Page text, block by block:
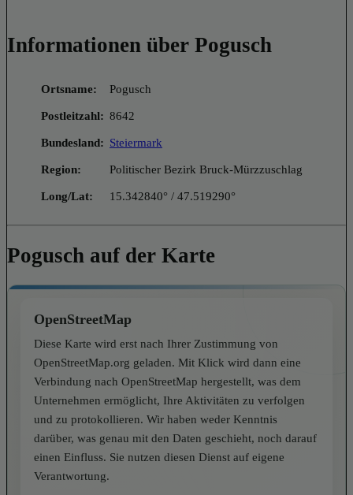
Informationen über Pogusch
Ortsname: Pogusch
Postleitzahl: 8642
Bundesland: Steiermark
Region: Politischer Bezirk Bruck-Mürzzuschlag
Long/Lat: 15.342840° / 47.519290°
Pogusch auf der Karte
OpenStreetMap
Diese Karte wird erst nach Ihrer Zustimmung von
OpenStreetMap.org geladen. Mit Klick wird dann eine
Verbindung nach OpenStreetMap hergestellt, was dem
Unternehmen ermöglicht, Ihre Aktivitäten zu verfolgen
und zu protokollieren. Wir haben weder Kenntnis
darüber, was genau mit den Daten geschieht, noch darauf
einen Einfluss. Sie nutzen diesen Dienst auf eigene
Verantwortung.